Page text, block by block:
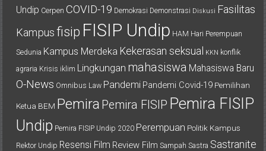
Undip Cerpen COVID-19 Demokrasi Demonstrasi Diskusi Fasilitas
Kampus fisip FISIP Undip HAM Hari Perempuan
Sedunia Kampus Merdeka Kekerasan seksual KKN konflik
agraria Krisis iklim Lingkungan mahasiswa Mahasiswa Baru
O-News Omnibus Law Pandemi Pandemi Covid-19 Pemilihan
Ketua BEM Pemira Pemira FISIP Pemira FISIP
Undip Pemira FISIP Undip 2020 Perempuan Politik Kampus
Rektor Undip Resensi Film Review Film Sampah Sastra Sastranite